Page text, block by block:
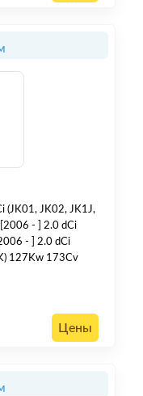
(JK01, JK02, JK1J,
- ] 2.0 dCi
- ] 2.0 dCi
127Kw 173Cv
Цены